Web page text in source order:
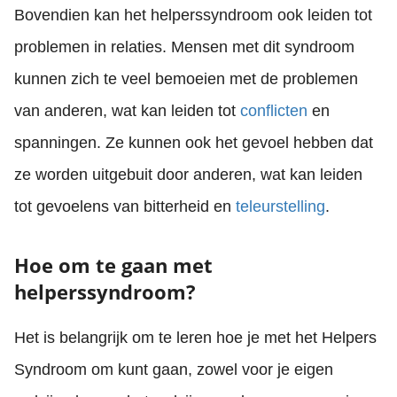
Bovendien kan het helperssyndroom ook leiden tot
problemen in relaties. Mensen met dit syndroom
kunnen zich te veel bemoeien met de problemen
van anderen, wat kan leiden tot conflicten en
spanningen. Ze kunnen ook het gevoel hebben dat
ze worden uitgebuit door anderen, wat kan leiden
tot gevoelens van bitterheid en teleurstelling.
Hoe om te gaan met
helperssyndroom?
Het is belangrijk om te leren hoe je met het Helpers
Syndroom om kunt gaan, zowel voor je eigen